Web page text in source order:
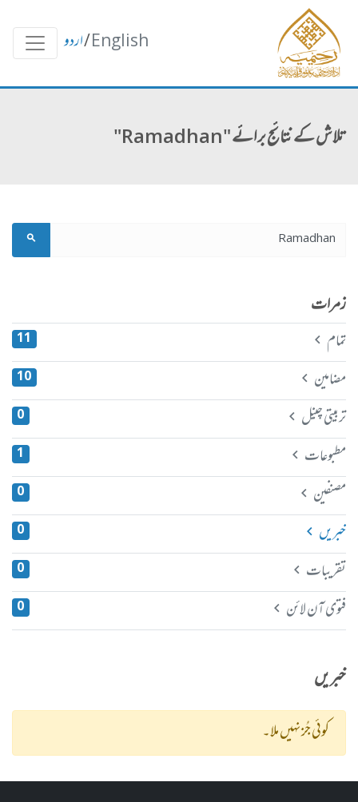
English
/اردو
تلاش کے نتائج برائے "Ramadhan"
زمرات
تمام 11
مضامین 10
تربیتی چینل 0
مطبوعات 1
مصنفین 0
خبریں 0
تقریبات 0
فتوی آن لائن 0
خبریں
کوئی جُز نہیں ملا۔